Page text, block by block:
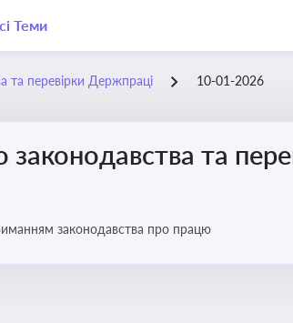
Теми
та перевірки Держпраці 10-01-2026
та
законодавства про працю